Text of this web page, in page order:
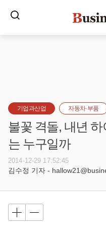
기업과산업 자동차·부품
불꽃 격돌, 내년
는 누구일까
2014-12-29 17:52:45
김수정 기자 -